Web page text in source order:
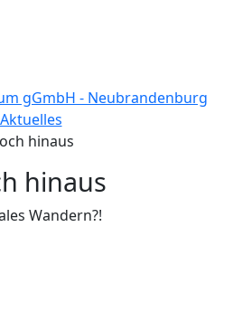
hinaus
Wandern?!
gGmbH - Neubrandenburg
Aktuelles
hinaus